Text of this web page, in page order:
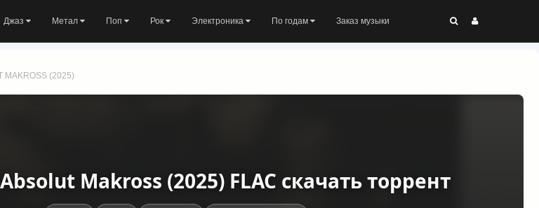
Джаз Метал Поп Рок Электроника По годам Заказ музыки
MAKROSS (2025)
Makross (2025) FLAC скачать торрент